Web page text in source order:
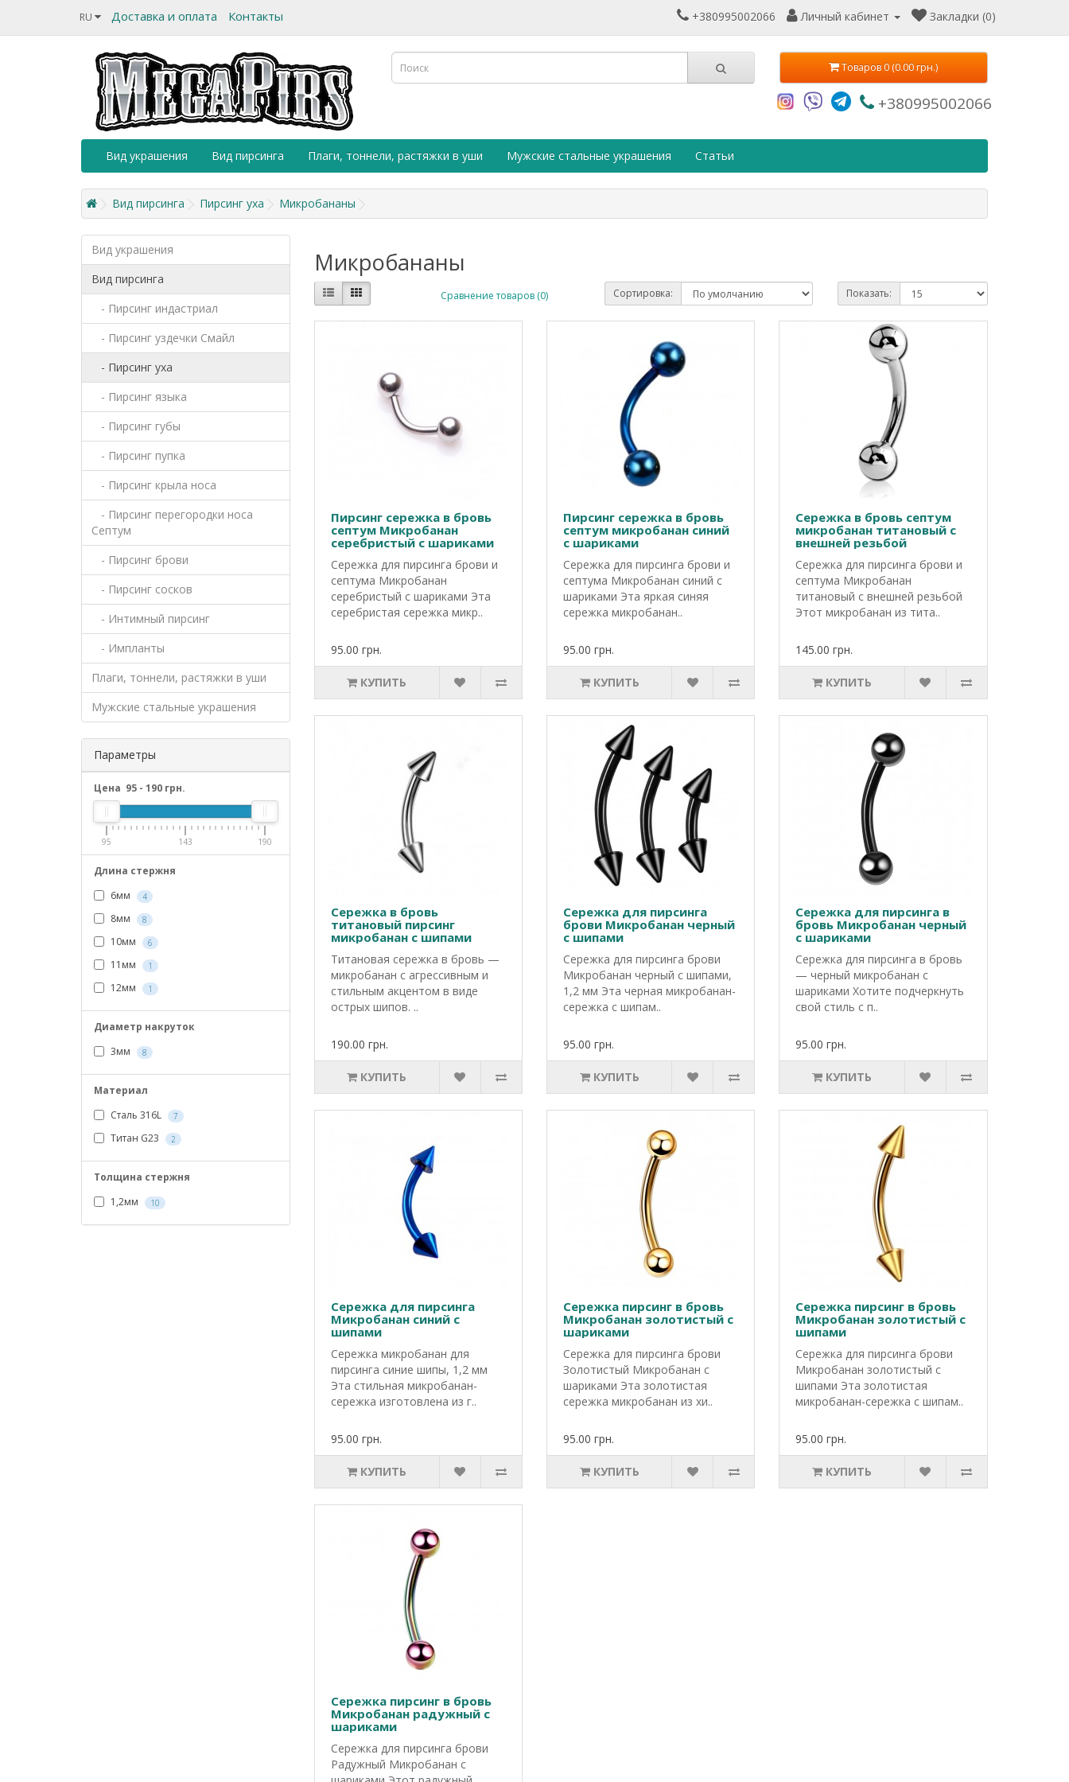
RU Доставка и оплата Контакты +380995002066 Личный кабинет Закладки (0)
Товаров 0 (0.00 грн.)
+380995002066
Вид украшения Вид пирсинга Плаги, тоннели, растяжки в уши Мужские стальные украшения Статьи
Вид пирсинга Пирсинг уха Микробананы
Вид украшения
Вид пирсинга
- Пирсинг индастриал
- Пирсинг уздечки Смайл
- Пирсинг уха
- Пирсинг языка
- Пирсинг губы
- Пирсинг пупка
- Пирсинг крыла носа
- Пирсинг перегородки носа
Септум
- Пирсинг брови
- Пирсинг сосков
- Интимный пирсинг
- Импланты
Плаги, тоннели, растяжки в уши
Мужские стальные украшения
Параметры
Цена 95 - 190 грн.
95 143 190
Длина стержня
6мм
4
8мм 8
10мм 6
11мм 1
12мм 1
Диаметр накруток
3мм
8
Материал
Сталь 316L
7
Титан G23 2
Толщина стержня
1,2мм
10
Микробананы
Сравнение товаров (0) Сортировка: Показать:
Пирсинг сережка в бровь
септум Микробанан
серебристый с шариками
Сережка для пирсинга брови и
септума Микробанан
серебристый с шариками Эта
серебристая сережка микр..
95.00 грн.
КУПИТЬ
Пирсинг сережка в бровь
септум микробанан синий
с шариками
Сережка для пирсинга брови и
септума Микробанан синий с
шариками Эта яркая синяя
сережка микробанан..
95.00 грн.
КУПИТЬ
Сережка в бровь септум
микробанан титановый с
внешней резьбой
Сережка для пирсинга брови и
септума Микробанан
титановый с внешней резьбой
Этот микробанан из тита..
145.00 грн.
КУПИТЬ
Сережка в бровь
титановый пирсинг
микробанан с шипами
Титановая сережка в бровь —
микробанан с агрессивным и
стильным акцентом в виде
острых шипов. ..
190.00 грн.
КУПИТЬ
Сережка для пирсинга
брови Микробанан черный
с шипами
Сережка для пирсинга брови
Микробанан черный с шипами,
1,2 мм Эта черная микробанан-
сережка с шипам..
95.00 грн.
КУПИТЬ
Сережка для пирсинга в
бровь Микробанан черный
с шариками
Сережка для пирсинга в бровь
— черный микробанан с
шариками Хотите подчеркнуть
свой стиль с п..
95.00 грн.
КУПИТЬ
Сережка для пирсинга
Микробанан синий с
шипами
Сережка микробанан для
пирсинга синие шипы, 1,2 мм
Эта стильная микробанан-
сережка изготовлена из г..
95.00 грн.
КУПИТЬ
Сережка пирсинг в бровь
Микробанан золотистый с
шариками
Сережка для пирсинга брови
Золотистый Микробанан с
шариками Эта золотистая
сережка микробанан из хи..
95.00 грн.
КУПИТЬ
Сережка пирсинг в бровь
Микробанан золотистый с
шипами
Сережка для пирсинга брови
Микробанан золотистый с
шипами Эта золотистая
микробанан-сережка с шипам..
95.00 грн.
КУПИТЬ
Сережка пирсинг в бровь
Микробанан радужный с
шариками
Сережка для пирсинга брови
Радужный Микробанан с